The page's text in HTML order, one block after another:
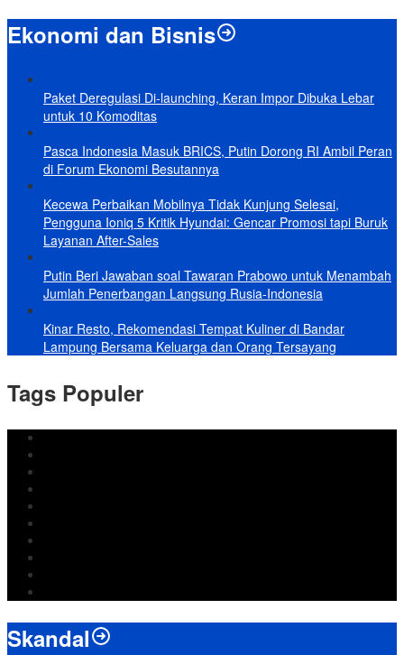
Ekonomi dan Bisnis
Paket Deregulasi Di-launching, Keran Impor Dibuka Lebar
untuk 10 Komoditas
Pasca Indonesia Masuk BRICS, Putin Dorong RI Ambil Peran
di Forum Ekonomi Besutannya
Kecewa Perbaikan Mobilnya Tidak Kunjung Selesai,
Pengguna Ioniq 5 Kritik Hyundai: Gencar Promosi tapi Buruk
Layanan After-Sales
Putin Beri Jawaban soal Tawaran Prabowo untuk Menambah
Jumlah Penerbangan Langsung Rusia-Indonesia
Kinar Resto, Rekomendasi Tempat Kuliner di Bandar
Lampung Bersama Keluarga dan Orang Tersayang
Tags Populer
Skandal